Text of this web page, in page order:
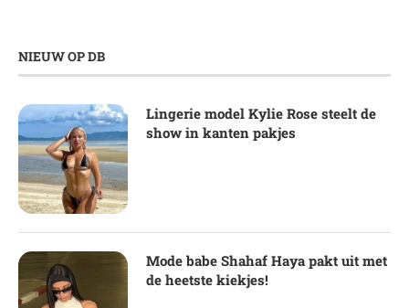
NIEUW OP DB
Lingerie model Kylie Rose steelt de
show in kanten pakjes
Mode babe Shahaf Haya pakt uit met
de heetste kiekjes!